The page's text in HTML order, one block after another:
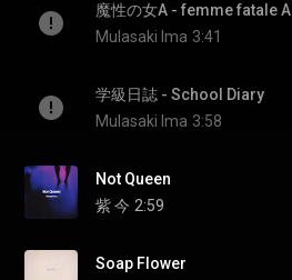
魔性の女A - femme fatale A
Mulasaki Ima 3:41
学級日誌 - School Diary
Mulasaki Ima 3:58
Not Queen
紫 今 2:59
Soap Flower